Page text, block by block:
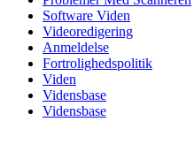
Software Viden
Videoredigering
Anmeldelse
Fortrolighedspolitik
Viden
Vidensbase
Vidensbase